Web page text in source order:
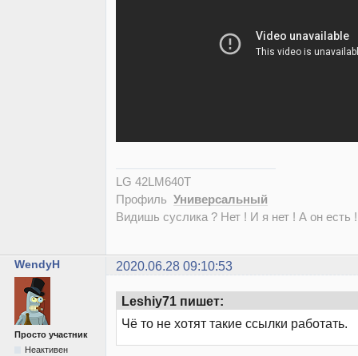
LG 42LM640T
Профиль Универсальный
Видишь суслика ? Нет ! И я нет ! А он есть
WendyH 2020.06.28 09:10:53
Просто участник
Неактивен
Leshiy71 пишет:
Чё то не хотят такие ссылки работать.